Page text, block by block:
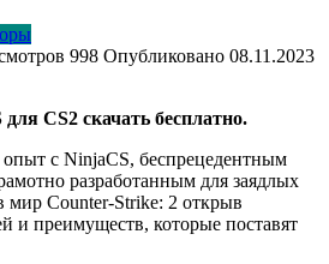
998 Опубликовано 08.11.2023
CS2 скачать бесплатно.
с NinjaCS, беспрецедентным
разработанным для заядлых
мир Counter-Strike: 2 открыв
и преимуществ, которые поставят